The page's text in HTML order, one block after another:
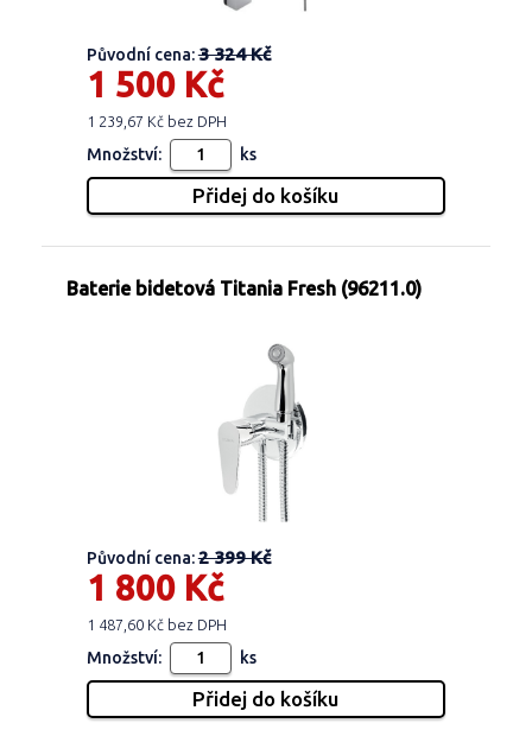
Původní cena:3 324 Kč
1 500 Kč
1 239,67 Kč bez DPH
Množství: ks
Baterie bidetová Titania Fresh (96211.0)
Původní cena:2 399 Kč
1 800 Kč
1 487,60 Kč bez DPH
Množství: ks